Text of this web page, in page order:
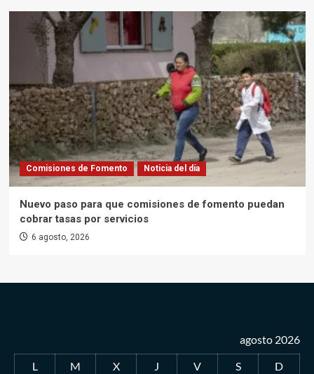
Comisiones de Fomento Noticia del día
Nuevo paso para que comisiones de fomento puedan
cobrar tasas por servicios
6 agosto, 2026
agosto 2026
L
M X J V S
D